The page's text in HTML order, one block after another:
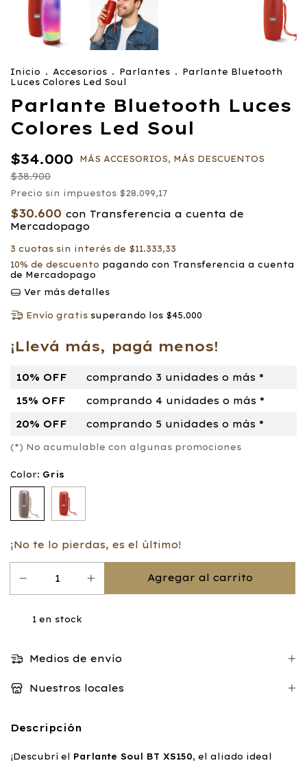
Inicio . Accesorios . Parlantes . Parlante Bluetooth
Luces Colores Led Soul
Parlante Bluetooth Luces
Colores Led Soul
$34.000 MÁS ACCESORIOS, MÁS DESCUENTOS
$38.900
Precio sin impuestos $28.099,17
$30.600 con Transferencia a cuenta de
Mercadopago
3 cuotas sin interés de $11.333,33
10% de descuento pagando con Transferencia a cuenta
de Mercadopago
Ver más detalles
Envío gratis superando los $45.000
¡Llevá más, pagá menos!
10% OFF
comprando 3 unidades o más *
15% OFF
comprando 4 unidades o más *
20% OFF
comprando 5 unidades o más *
(*) No acumulable con algunas promociones
Color: Gris
¡No te lo pierdas, es el último!
1 en stock
Medios de envío
Nuestros locales
Descripción
¡Descubrí el Parlante Soul BT XS150, el aliado ideal